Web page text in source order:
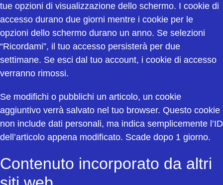
tue opzioni di visualizzazione dello schermo. I cookie di
accesso durano due giorni mentre i cookie per le
opzioni dello schermo durano un anno. Se selezioni
“Ricordami”, il tuo accesso persisterà per due
settimane. Se esci dal tuo account, i cookie di accesso
verranno rimossi.
Se modifichi o pubblichi un articolo, un cookie
aggiuntivo verrà salvato nel tuo browser. Questo cookie
non include dati personali, ma indica semplicemente l’ID
dell’articolo appena modificato. Scade dopo 1 giorno.
Contenuto incorporato da altri